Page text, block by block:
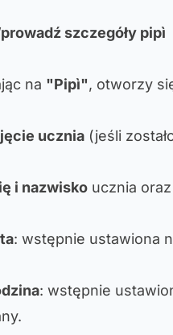
szczegóły pipì
na "Pipì", otworzy
ucznia (jeśli
i nazwisko ucznia oraz
: wstępnie ustawiona
: wstępnie